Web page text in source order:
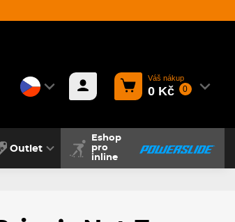
Váš nákup
0 Kč 0
Outlet
Eshop
pro
inline